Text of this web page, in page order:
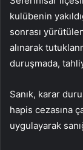
kulübenin
sonrası
alınarak
duruşmada,
Sanık, karar
hapis cezasına
uygulayarak